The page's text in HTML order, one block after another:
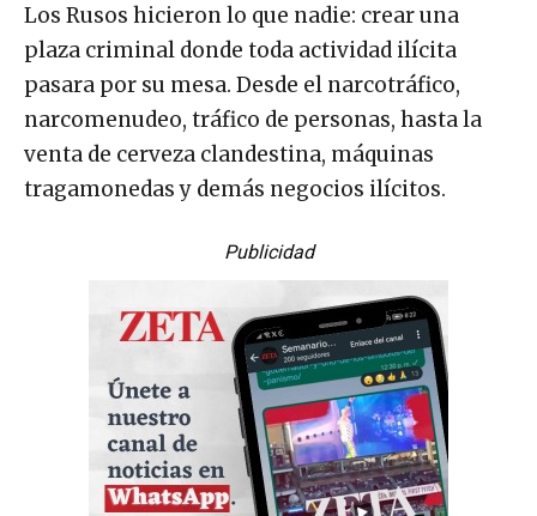
Los Rusos hicieron lo que nadie: crear una
plaza criminal donde toda actividad ilícita
pasara por su mesa. Desde el narcotráfico,
narcomenudeo, tráfico de personas, hasta la
venta de cerveza clandestina, máquinas
tragamonedas y demás negocios ilícitos.
Publicidad